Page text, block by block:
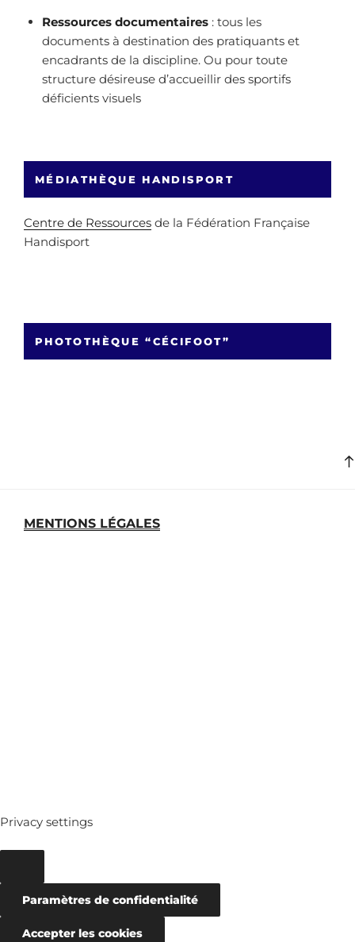
Ressources documentaires : tous les
documents à destination des pratiquants et
encadrants de la discipline. Ou pour toute
structure désireuse d’accueillir des sportifs
déficients visuels
MÉDIATHÈQUE HANDISPORT
Centre de Ressources de la Fédération Française
Handisport
PHOTOTHÈQUE “CÉCIFOOT”
MENTIONS LÉGALES
Privacy settings
Paramètres de confidentialité
Accepter les cookies